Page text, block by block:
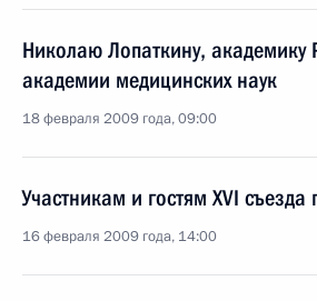
Николаю Лопаткину, академику
академии медицинских наук
18 февраля 2009 года, 09:00
Участникам и гостям XVI съезда
16 февраля 2009 года, 14:00